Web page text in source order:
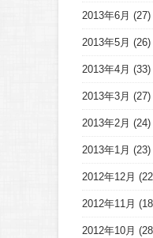
2013年6月 (27)
2013年5月 (26)
2013年4月 (33)
2013年3月 (27)
2013年2月 (24)
2013年1月 (23)
2012年12月
2012年11月
2012年10月